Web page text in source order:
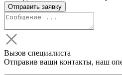
Вызов специалиста
Отправив ваши контакты, наш